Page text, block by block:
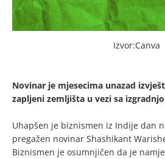
Izvor:Canva
Novinar je mjesecima unazad
zapljeni zemljišta u vezi sa
Uhapšen je biznismen iz Indije dan
pregažen novinar Shashikant
Biznismen je osumnjičen da je